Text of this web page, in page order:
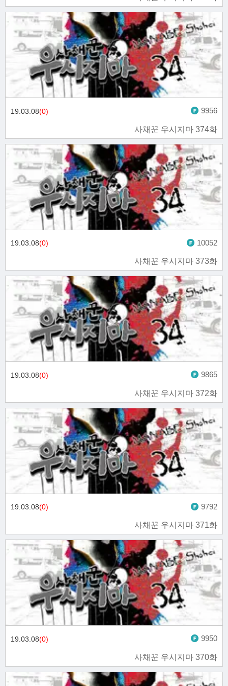
사채꾼 우시지마 374화
19.03.08(0) 9956
사채꾼 우시지마 373화
19.03.08(0) 10052
사채꾼 우시지마 372화
19.03.08(0) 9865
사채꾼 우시지마 371화
19.03.08(0) 9792
사채꾼 우시지마 370화
19.03.08(0) 9950